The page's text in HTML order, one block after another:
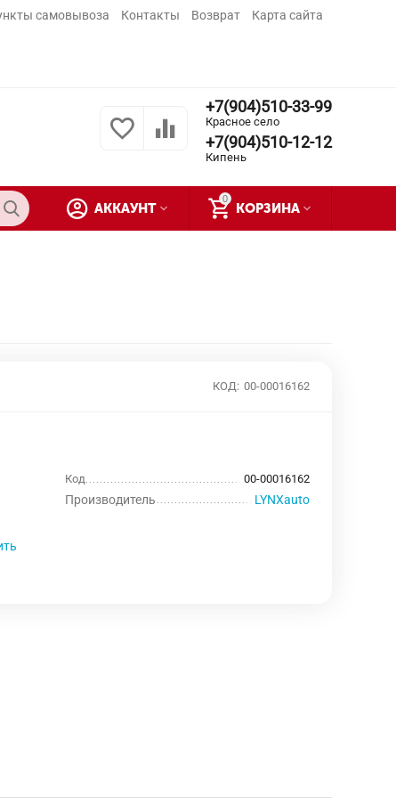
самовывоза Контакты Возврат Карта сайта
+7(904)510-33-99
Красное село
+7(904)510-12-12
Кипень
0
КОРЗИНА
АККАУНТ
КОД: 00-00016162
Код 00-00016162
Производитель LYNXauto